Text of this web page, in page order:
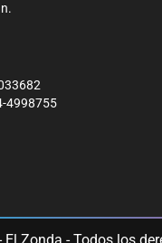
4998755